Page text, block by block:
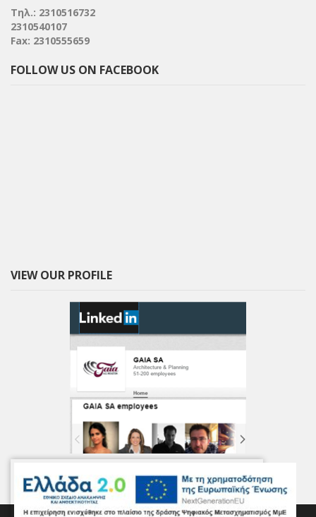
Τηλ.: 2310516732
2310540107
Fax: 2310555659
FOLLOW US ON FACEBOOK
VIEW OUR PROFILE